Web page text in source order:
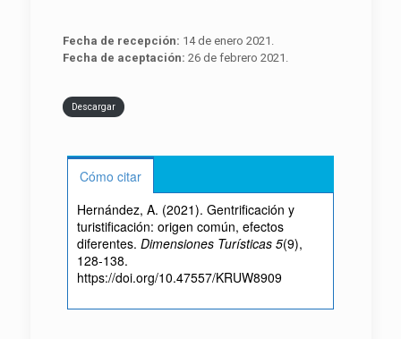
Fecha de recepción: 14 de enero 2021.
Fecha de aceptación: 26 de febrero 2021.
Descargar
Cómo citar
Hernández, A. (2021). Gentrificación y
turistificación: origen común, efectos
diferentes. Dimensiones Turísticas 5(9),
128-138.
https://doi.org/10.47557/KRUW8909